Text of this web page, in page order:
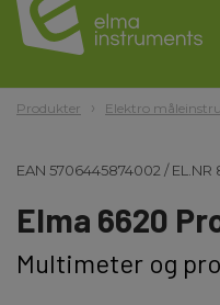
Produkter Elektro
EAN 5706445874002 /EL.NR
Elma 6620
Multimeter og